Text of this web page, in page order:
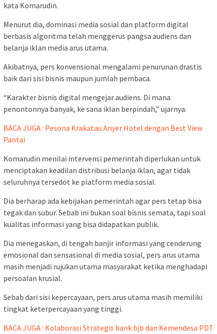
kata Komarudin.
Menurut dia, dominasi media sosial dan platform digital
berbasis algoritma telah menggerus pangsa audiens dan
belanja iklan media arus utama.
Akibatnya, pers konvensional mengalami penurunan drastis
baik dari sisi bisnis maupun jumlah pembaca.
“Karakter bisnis digital mengejar audiens. Di mana
penontonnya banyak, ke sana iklan berpindah,” ujarnya.
BACA JUGA : Pesona Krakatau Anyer Hotel dengan Best View
Pantai
Komarudin menilai intervensi pemerintah diperlukan untuk
menciptakan keadilan distribusi belanja iklan, agar tidak
seluruhnya tersedot ke platform media sosial.
Dia berharap ada kebijakan pemerintah agar pers tetap bisa
tegak dan subur. Sebab ini bukan soal bisnis semata, tapi soal
kualitas informasi yang bisa didapatkan publik.
Dia menegaskan, di tengah banjir informasi yang cenderung
emosional dan sensasional di media sosial, pers arus utama
masih menjadi rujukan utama masyarakat ketika menghadapi
persoalan krusial.
Sebab dari sisi kepercayaan, pers arus utama masih memiliki
tingkat keterpercayaan yang tinggi.
BACA JUGA : Kolaborasi Strategis bank bjb dan Kemendesa PDT